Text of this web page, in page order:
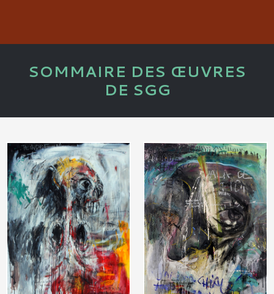
SOMMAIRE DES ŒUVRES
DE SGG